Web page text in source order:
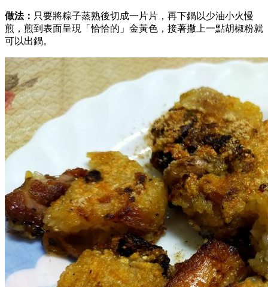
做法： 只要將粽子蒸熟後切成一片片，再下鍋以少油小火慢
煎，煎到表面呈現「恰恰的」金黃色，接著撒上一點胡椒粉就
可以出鍋。